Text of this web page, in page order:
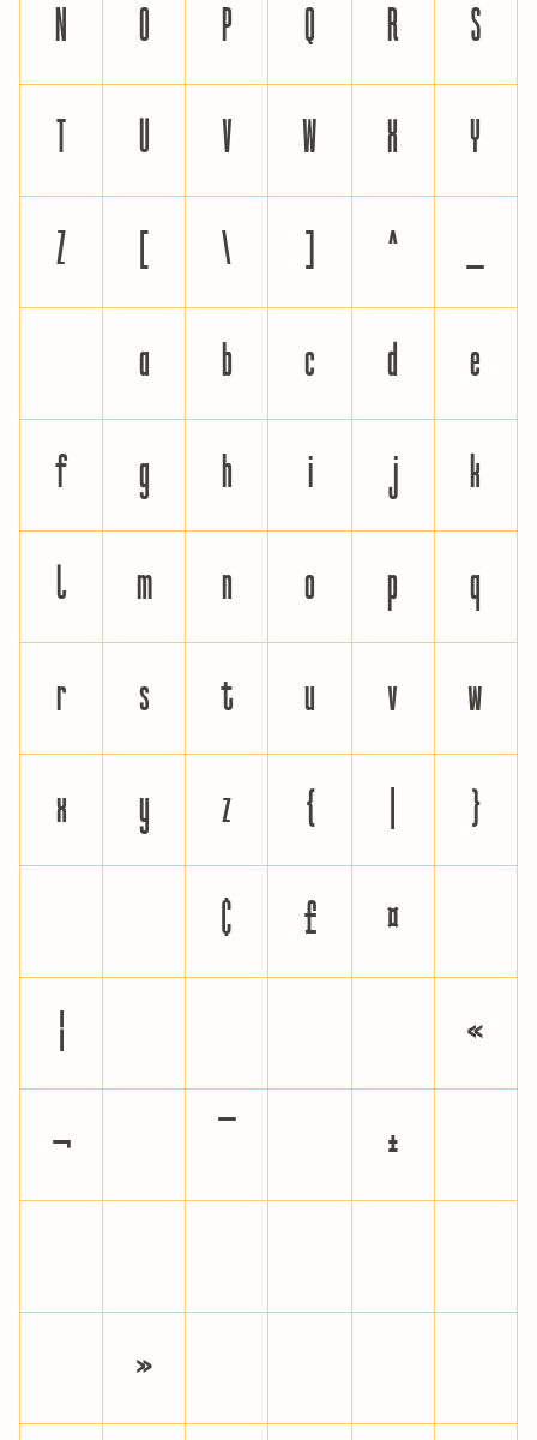
N O P Q R S
T U V W X Y
Z [ \ ] ^ _
a b c d e
f g h i j k
l m n o p q
r s t u v w
x y z { }
¢ £ ¤
¦ «
¬ ±
»